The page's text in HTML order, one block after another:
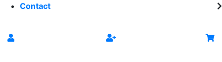
Contact